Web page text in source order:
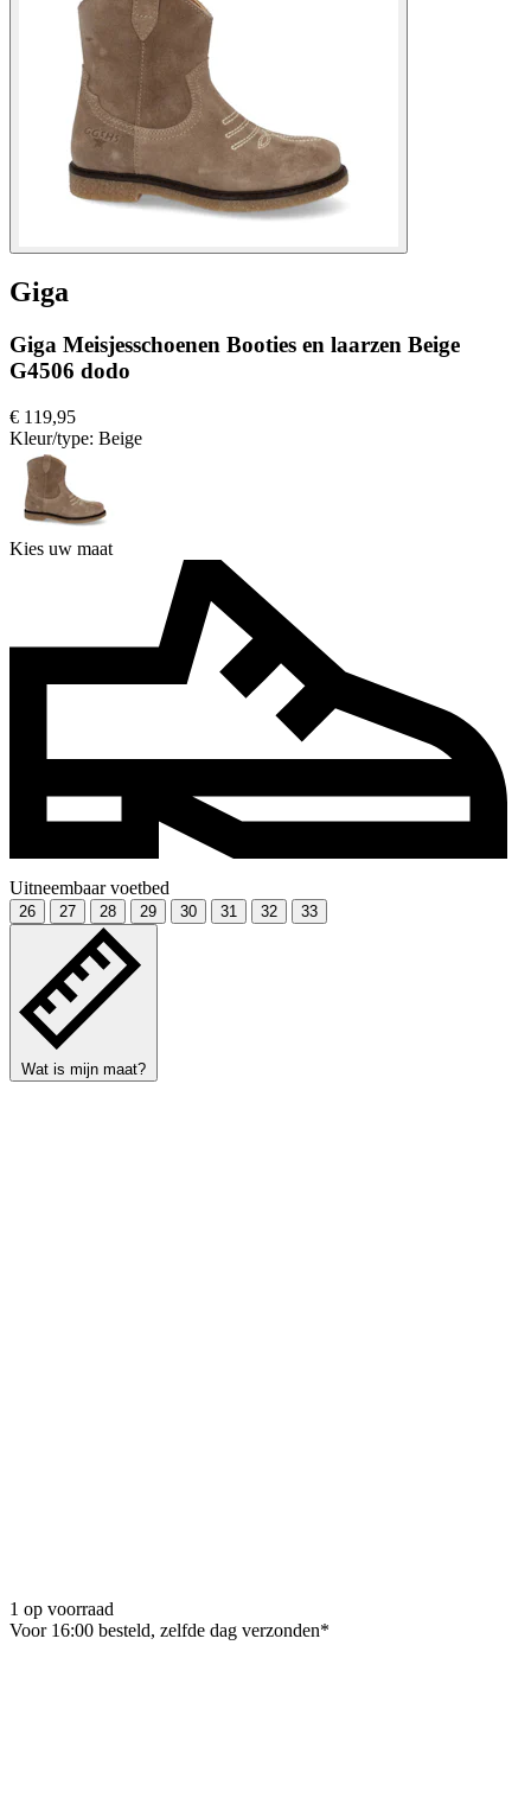
Giga
Giga Meisjesschoenen Booties en laarzen Beige
G4506 dodo
€ 119,95
Kleur/type: Beige
Kies uw maat
Uitneembaar voetbed
26 27 28 29 30 31 32 33
Wat is mijn maat?
1 op voorraad
Voor 16:00 besteld, zelfde dag verzonden*